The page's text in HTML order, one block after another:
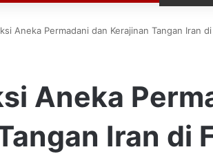
Aneka Permadani dan Kerajinan Tangan Iran
Aneka
Iran di